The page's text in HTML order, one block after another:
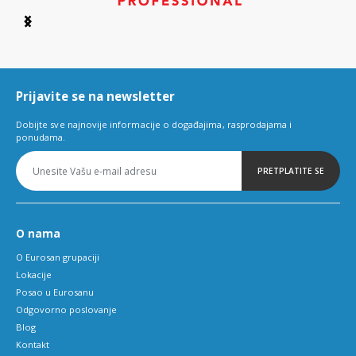
Item
6
Prijavite se na newsletter
Dobijte sve najnovije informacije o događajima, rasprodajama i
ponudama.
PRETPLATITE SE
O nama
O Eurosan grupaciji
Lokacije
Posao u Eurosanu
Odgovorno poslovanje
Blog
Kontakt